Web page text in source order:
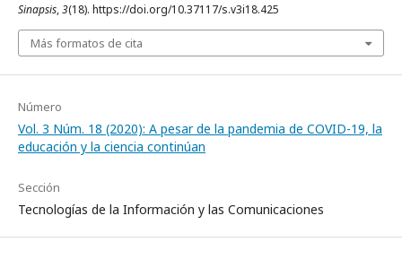
Sinapsis,3(18). https://doi.org/10.37117/s.v3i18.425
Más formatos de cita
Número
Vol. 3 Núm. 18 (2020): A pesar de la pandemia de COVID-19, la
educación y la ciencia continúan
Sección
Tecnologías de la Información y las Comunicaciones